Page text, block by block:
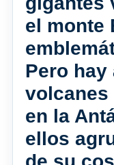
el monte
Pero hay
volcanes
en la
ellos